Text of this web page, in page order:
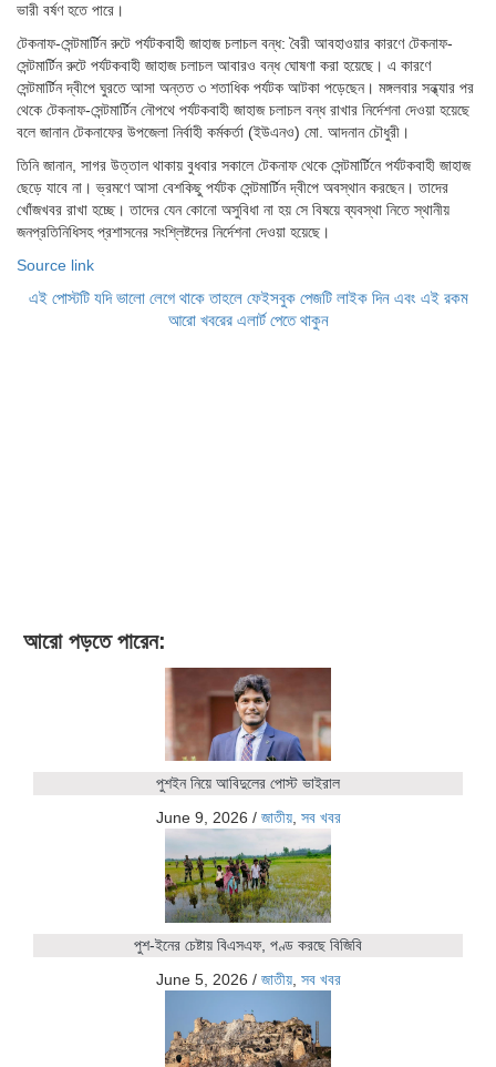
ভারী বর্ষণ হতে পারে।
টেকনাফ-সেন্টমার্টিন রুটে পর্যটকবাহী জাহাজ চলাচল বন্ধ: বৈরী আবহাওয়ার কারণে টেকনাফ-
সেন্টমার্টিন রুটে পর্যটকবাহী জাহাজ চলাচল আবারও বন্ধ ঘোষণা করা হয়েছে। এ কারণে
সেন্টমার্টিন দ্বীপে ঘুরতে আসা অন্তত ৩ শতাধিক পর্যটক আটকা পড়েছেন। মঙ্গলবার সন্ধ্যার পর
থেকে টেকনাফ-সেন্টমার্টিন নৌপথে পর্যটকবাহী জাহাজ চলাচল বন্ধ রাখার নির্দেশনা দেওয়া হয়েছে
বলে জানান টেকনাফের উপজেলা নির্বাহী কর্মকর্তা (ইউএনও) মো. আদনান চৌধুরী।
তিনি জানান, সাগর উত্তাল থাকায় বুধবার সকালে টেকনাফ থেকে সেন্টমার্টিনে পর্যটকবাহী জাহাজ
ছেড়ে যাবে না। ভ্রমণে আসা বেশকিছু পর্যটক সেন্টমার্টিন দ্বীপে অবস্থান করছেন। তাদের
খোঁজখবর রাখা হচ্ছে। তাদের যেন কোনো অসুবিধা না হয় সে বিষয়ে ব্যবস্থা নিতে স্থানীয়
জনপ্রতিনিধিসহ প্রশাসনের সংশ্লিষ্টদের নির্দেশনা দেওয়া হয়েছে।
Source link
এই পোস্টটি যদি ভালো লেগে থাকে তাহলে ফেইসবুক পেজটি লাইক দিন এবং এই রকম
আরো খবরের এলার্ট পেতে থাকুন
আরো পড়তে পারেন:
পুশইন নিয়ে আবিদুলের পোস্ট ভাইরাল
June 9, 2026 / জাতীয়, সব খবর
পুশ-ইনের চেষ্টায় বিএসএফ, পণ্ড করছে বিজিবি
June 5, 2026 / জাতীয়, সব খবর